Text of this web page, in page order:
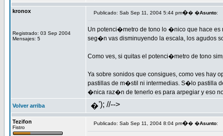
kronox
Registrado: 03 Sep 2004
Mensajes: 5
Publicado: Sab Sep 11, 2004 5:44 pm�� �Asunto:
Un potenci�metro de tono lo �nico que hace es
seg�n vas disminuyendo la escala, los agudos
Como ves, si quitas el potenci�metro de tono
Ya sobre sonidos que consigues, como ves hay
pastillas de m�stil ni intermedias. S�lo pastilla
�nica raz�n de tenerlo es para arpegiar y eso
Volver arriba �'); //-->
Tezifon
Fistro
Publicado: Sab Sep 11, 2004 8:04 pm�� �Asunto: